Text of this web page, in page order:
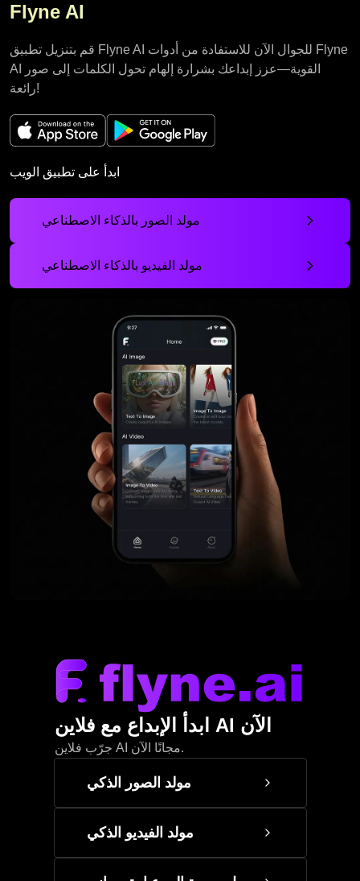
Flyne AI
قم بتنزيل تطبيق Flyne AI للجوال الآن للاستفادة من أدوات Flyne
AI القوية—عزز إبداعك بشرارة إلهام تحول الكلمات إلى صور
رائعة!
ابدأ على تطبيق الويب
مولد الصور بالذكاء الاصطناعي
مولد الفيديو بالذكاء الاصطناعي
ابدأ الإبداع مع فلاين AI الآن
جرّب فلاين AI مجانًا الآن.
مولد الصور الذكي
مولد الفيديو الذكي